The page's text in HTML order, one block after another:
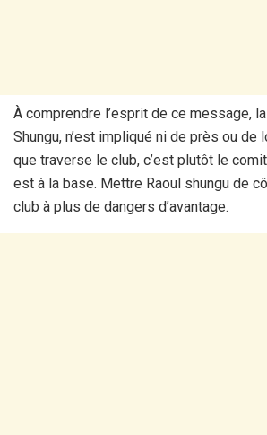
À comprendre l’esprit de ce message,
Shungu, n’est impliqué ni de près ou de
que traverse le club, c’est plutôt le
est à la base. Mettre Raoul shungu de
club à plus de dangers d’avantage.